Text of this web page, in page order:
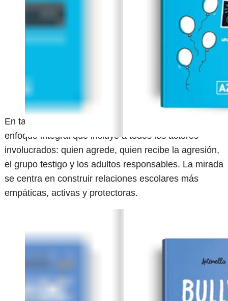
En tanto, el título dedicado al
enfoque integral que incluye a todos los actores
involucrados: quien agrede, quien recibe la agresión,
el grupo testigo y los adultos responsables. La mirada
se centra en construir relaciones escolares más
empáticas, activas y protectoras.